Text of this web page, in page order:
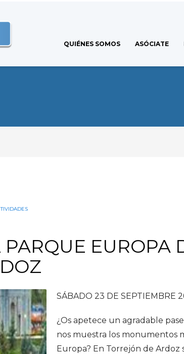
QUIÉNES SOMOS ASÓCIATE
EUROPA
SÁBADO 23 DE SEPTIEMBRE
¿Os apetece un agradable
nos muestra los monumentos
Europa? En Torrejón de Ardoz